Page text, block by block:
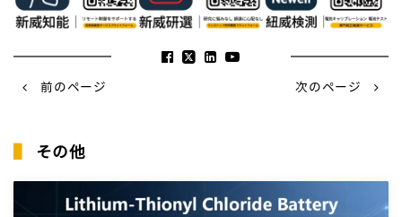
前のページ 次のページ
その他